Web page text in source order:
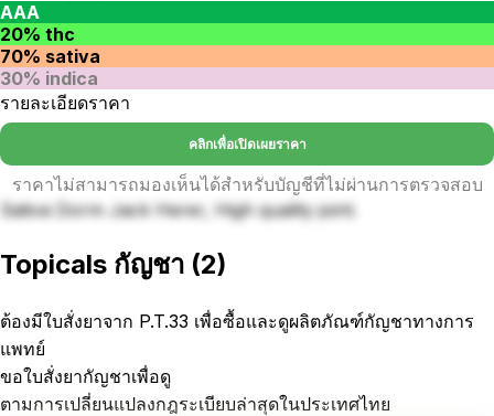
AAA
20% thc
70% sativa
30% indica
รายละเอียดราคา
คลิกเพื่อเปิดเผยราคา
ราคาไม่สามารถมองเห็นได้สำหรับบัญชีที่ไม่ผ่านการตรวจสอบ
Sativa Dorm Jack Herer, High quality joint.
Topicals กัญชา (2)
ต้องมีใบสั่งยาจาก P.T.33 เพื่อซื้อและดูผลิตภัณฑ์กัญชาทางการ
แพทย์
ขอใบสั่งยากัญชาเพื่อดู
ตามการเปลี่ยนแปลงกฎระเบียบล่าสุดในประเทศไทย